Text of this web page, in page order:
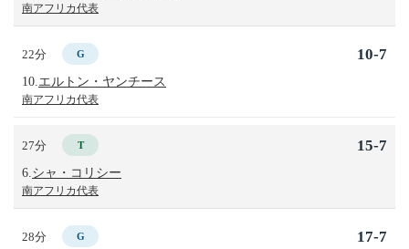
南アフリカ代表
22分 G
10. エルトン・ヤンチース
南アフリカ代表
10-7
27分 T
6. シャ・コリシー
南アフリカ代表
15-7
28分 G 17-7